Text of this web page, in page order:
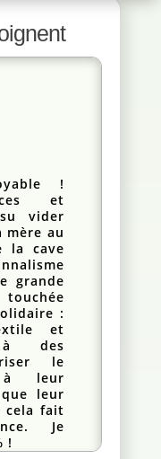
!
et
vider
mère au
la cave
grande
:
et
à des
le
à leur
leur
cela fait
Je
!